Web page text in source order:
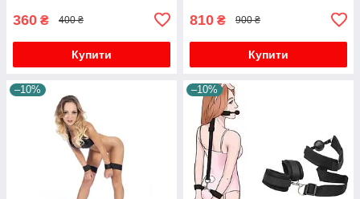
360 ₴ 400 ₴
Купити
810 ₴ 900 ₴
Купити
–10% –10%